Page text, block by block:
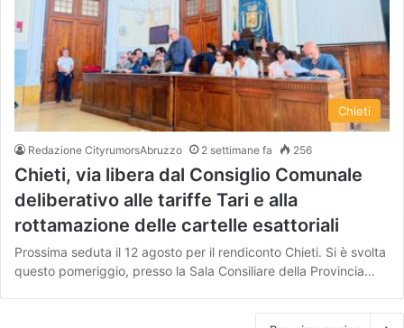
Chieti
Redazione CityrumorsAbruzzo 2 settimane fa 256
Chieti, via libera dal Consiglio Comunale
deliberativo alle tariffe Tari e alla
rottamazione delle cartelle esattoriali
Prossima seduta il 12 agosto per il rendiconto Chieti. Si è svolta
questo pomeriggio, presso la Sala Consiliare della Provincia…